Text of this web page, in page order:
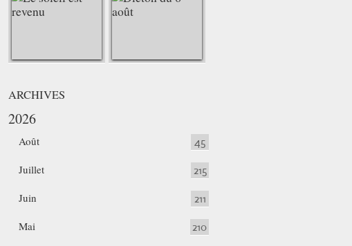
ARCHIVES
2026
Août 45
Juillet 215
Juin 211
Mai 210